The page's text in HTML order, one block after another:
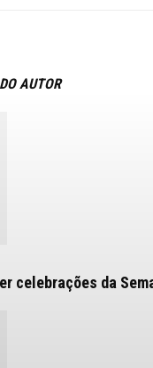
AUTOR
celebrações da